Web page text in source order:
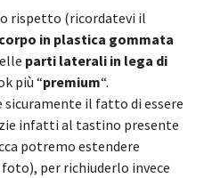
rispetto (ricordatevi il
corpo in plastica gommata
parti laterali in lega di
più “premium“.
sicuramente il fatto di essere
infatti al tastino presente
potremo estendere
per richiuderlo invece